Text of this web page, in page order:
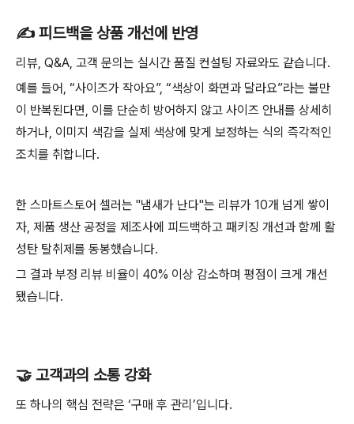
✍️ 피드백을 상품 개선에 반영
리뷰, Q&A, 고객 문의는 실시간 품질 컨설팅 자료와도 같습니다.
예를 들어, “사이즈가 작아요”, “색상이 화면과 달라요”라는 불만
이 반복된다면, 이를 단순히 방어하지 않고 사이즈 안내를 상세히
하거나, 이미지 색감을 실제 색상에 맞게 보정하는 식의 즉각적인
조치를 취합니다.
한 스마트스토어 셀러는 "냄새가 난다"는 리뷰가 10개 넘게 쌓이
자, 제품 생산 공정을 제조사에 피드백하고 패키징 개선과 함께 활
성탄 탈취제를 동봉했습니다.
그 결과 부정 리뷰 비율이 40% 이상 감소하며 평점이 크게 개선
됐습니다.
🤝 고객과의 소통 강화
또 하나의 핵심 전략은 ‘구매 후 관리’입니다.